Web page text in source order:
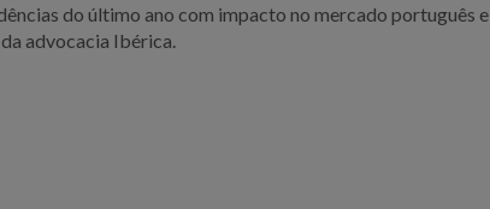
do último ano com impacto no mercado português e
advocacia Ibérica.